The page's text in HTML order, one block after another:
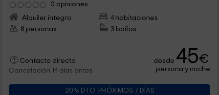
0 opiniones
Alquiler íntegro
4 habitaciones
8 personas
3 baños
Contacto directo
Cancelación 14 días antes
desde 45€
persona y noche
20% DTO. PRÓXIMOS 7 DÍAS